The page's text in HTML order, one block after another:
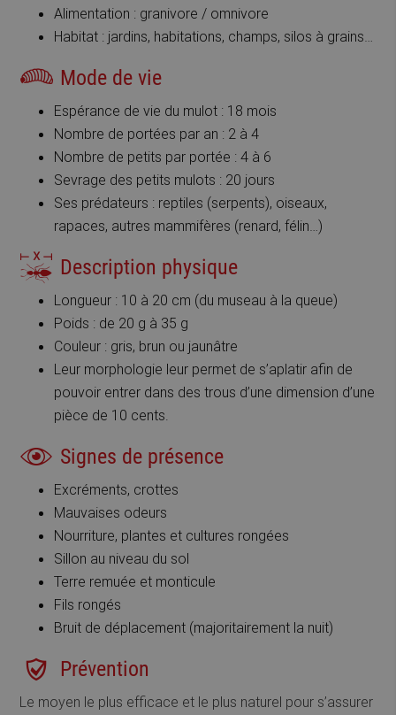
Alimentation : granivore / omnivore
Habitat : jardins, habitations, champs, silos à grains…
Mode de vie
Espérance de vie du mulot : 18 mois
Nombre de portées par an : 2 à 4
Nombre de petits par portée : 4 à 6
Sevrage des petits mulots : 20 jours
Ses prédateurs : reptiles (serpents), oiseaux,
rapaces, autres mammifères (renard, félin…)
Description physique
Longueur : 10 à 20 cm (du museau à la queue)
Poids : de 20 g à 35 g
Couleur : gris, brun ou jaunâtre
Leur morphologie leur permet de s’aplatir afin de
pouvoir entrer dans des trous d’une dimension d’une
pièce de 10 cents.
Signes de présence
Excréments, crottes
Mauvaises odeurs
Nourriture, plantes et cultures rongées
Sillon au niveau du sol
Terre remuée et monticule
Fils rongés
Bruit de déplacement (majoritairement la nuit)
Prévention
Le moyen le plus efficace et le plus naturel pour s’assurer